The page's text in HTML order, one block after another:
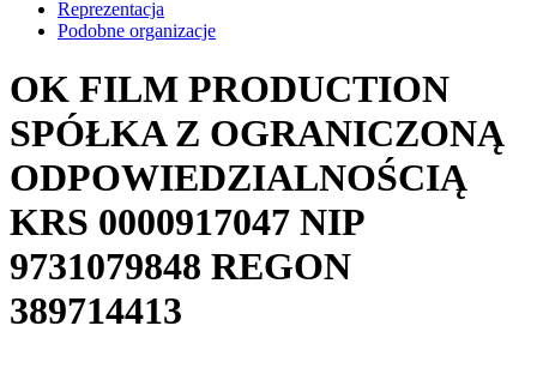
Reprezentacja
Podobne organizacje
OK FILM PRODUCTION
SPÓŁKA Z OGRANICZONĄ
ODPOWIEDZIALNOŚCIĄ
KRS 0000917047 NIP
9731079848 REGON
389714413